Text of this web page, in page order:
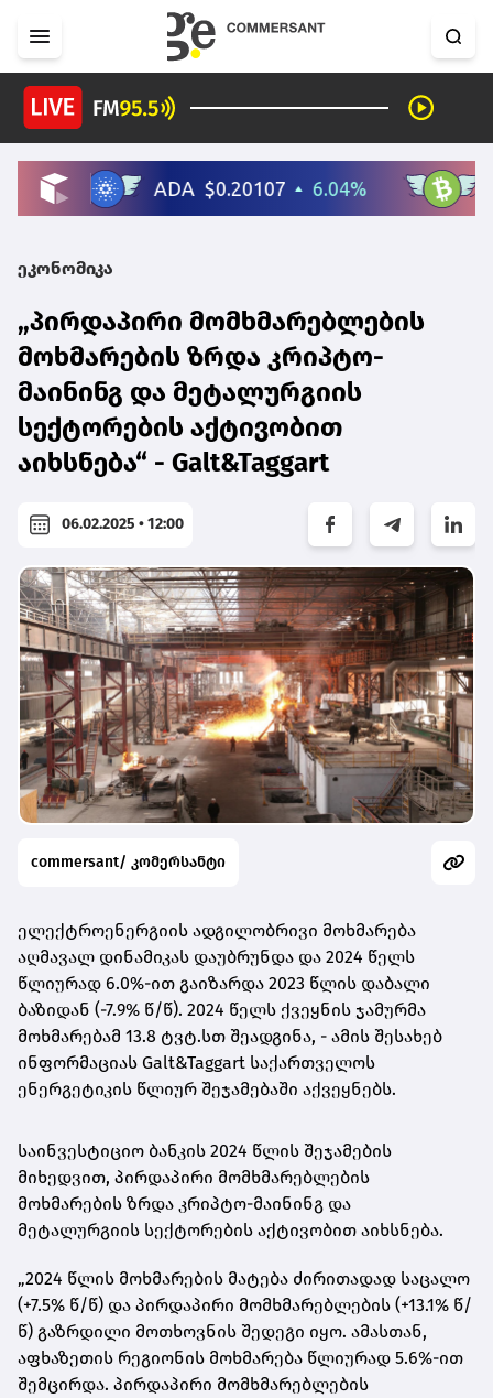
ეკონომიკა
„პირდაპირი მომხმარებლების
მოხმარების ზრდა კრიპტო-
მაინინგ და მეტალურგიის
სექტორების აქტივობით
აიხსნება“ - Galt&Taggart
06.02.2025 • 12:00
commersant/ კომერსანტი
ელექტროენერგიის ადგილობრივი მოხმარება
აღმავალ დინამიკას დაუბრუნდა და 2024 წელს
წლიურად 6.0%-ით გაიზარდა 2023 წლის დაბალი
ბაზიდან (-7.9% წ/წ). 2024 წელს ქვეყნის ჯამურმა
მოხმარებამ 13.8 ტვტ.სთ შეადგინა, - ამის შესახებ
ინფორმაციას Galt&Taggart საქართველოს
ენერგეტიკის წლიურ შეჯამებაში აქვეყნებს.
საინვესტიციო ბანკის 2024 წლის შეჯამების
მიხედვით, პირდაპირი მომხმარებლების
მოხმარების ზრდა კრიპტო-მაინინგ და
მეტალურგიის სექტორების აქტივობით აიხსნება.
„2024 წლის მოხმარების მატება ძირითადად საცალო
(+7.5% წ/წ) და პირდაპირი მომხმარებლების (+13.1% წ/
წ) გაზრდილი მოთხოვნის შედეგი იყო. ამასთან,
აფხაზეთის რეგიონის მოხმარება წლიურად 5.6%-ით
შემცირდა. პირდაპირი მომხმარებლების